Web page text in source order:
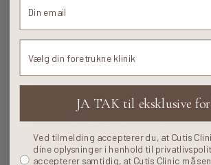
NYHED
CUTIS LOYALTY CLUB
Optjen point og få adgang til eksklusive
Foretrukne klinik
JA TAK til eksklusive
Ved tilmelding accepterer du, at Cutis
dine oplysninger i henhold til
accepterer samtidig, at Cutis Clinic må